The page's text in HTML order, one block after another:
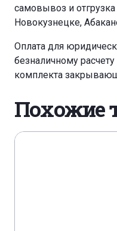
самовывоз и
Новокузнецке,
Оплата для
безналичному
комплекта
Похожие